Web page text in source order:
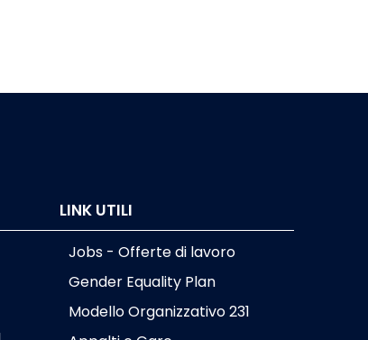
LINK UTILI
Jobs - Offerte di lavoro
Gender Equality Plan
Modello Organizzativo 231